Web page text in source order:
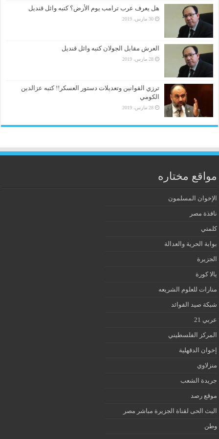
هل يعرف عرب ترامب يوم الأرض؟ كتبه وائل قنديل
30 مارس، 2019
العرش مقابل الجولان كتبه وائل قنديل
28 مارس، 2019
ترزي القوانين وتعديلات دستور العسكر!! كتبه عزالدين
الكومي
28 مارس، 2019
مواقع مختاره
الإخوان المسلمون
نافذة مصر
كلمتي
بوابة الحرية والعدالة
الجزيرة
يالا كورة
منارات للعلوم الشريعه
شبكة صيد الفوائد
عربي 21
المركز الفلسطيني
إخوان الدقهلية
منزلاوي
جريدة الشعب
موقع رصد
البث الحى لقناة الجزيرة مباشر مصر
وطن